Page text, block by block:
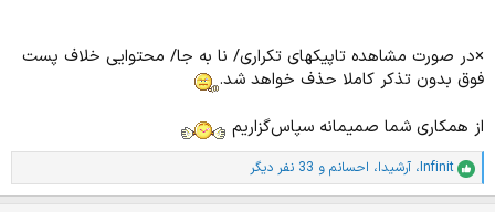
×در صورت مشاهده تاپیکهای تکراری/ نا به جا/ محتوایی خلاف پست
فوق بدون تذکر کاملا حذف خواهد شد.
از همکاری شما صمیمانه سپاس‌گزاریم
ا
م
Infinit، آرشیدا، احسانم و 33 نفر دیگر